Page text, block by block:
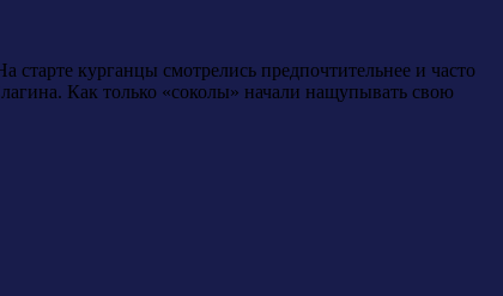
курганцы смотрелись предпочтительнее и часто
Как только «соколы» начали нащупывать свою